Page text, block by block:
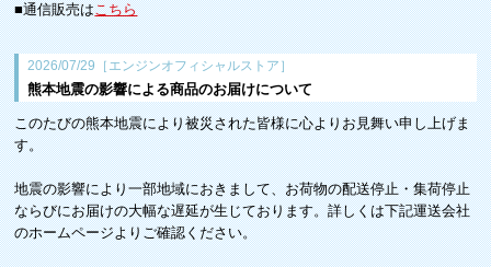
■通信販売はこちら
2026/07/29［エンジンオフィシャルストア］
熊本地震の影響による商品のお届けについて
このたびの熊本地震により被災された皆様に心よりお見舞い申し上げま
す。
地震の影響により一部地域におきまして、お荷物の配送停止・集荷停止
ならびにお届けの大幅な遅延が生じております。詳しくは下記運送会社
のホームページよりご確認ください。